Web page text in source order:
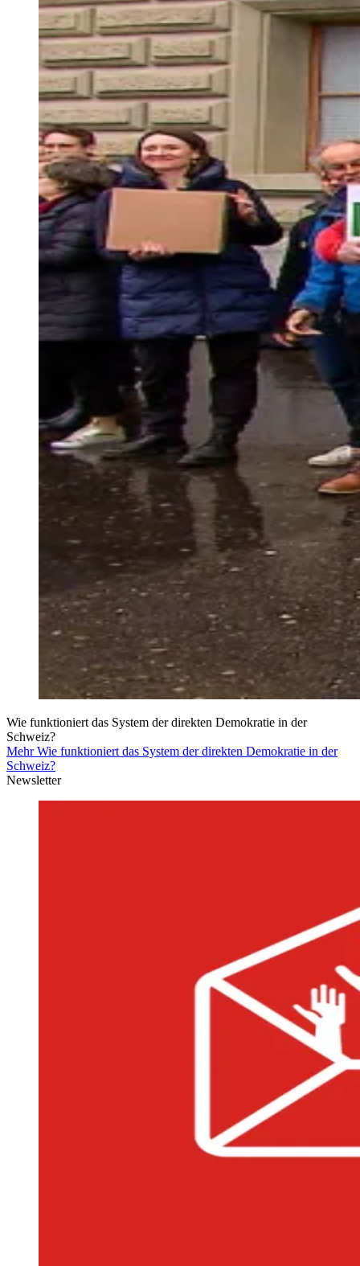
Wie funktioniert das System der direkten Demokratie in der
Schweiz?
Mehr Wie funktioniert das System der direkten Demokratie in der
Schweiz?
Newsletter